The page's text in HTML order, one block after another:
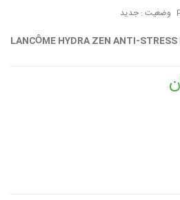
وضعیت : جدید
LANCÔME HYDRA ZEN ANTI-